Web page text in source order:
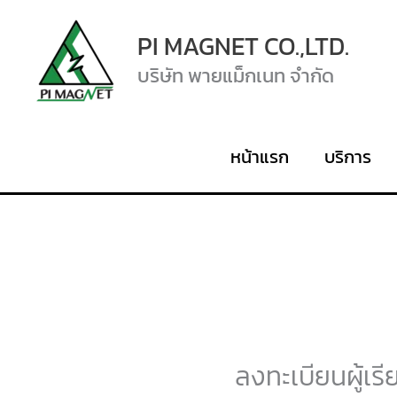
content
PI MAGNET CO.,LTD.
บริษัท พายแม็กเนท จำกัด
หน้าแรก บริการ
ลงทะเบียนผู้เรี